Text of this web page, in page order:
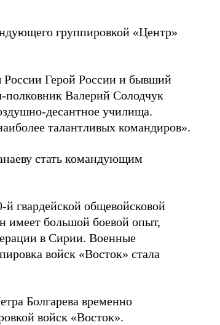
группировкой «Центр»
Герой России и бывший
Валерий Солодчук
десантное училища.
талантливых командиров».
стать командующим
гвардейской общевойсковой
имеет большой боевой опыт,
в Сирии. Военные
войск «Восток» стала
Болгарева временно
войск «Восток».